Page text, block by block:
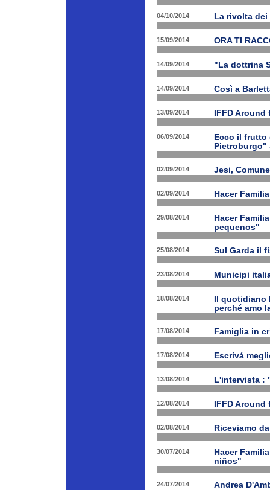
04/10/2014 La rivolta
15/09/2014 ORA TI
14/09/2014 "La dottrina
14/09/2014 Così a
13/09/2014 IFFD
06/09/2014
Ecco il frutto
Pietroburgo"
02/09/2014 Jesi,
02/09/2014 Hacer
29/08/2014
Hacer
pequenos"
25/08/2014 Sul Garda il
23/08/2014 Municipi
18/08/2014
Il
perché amo
17/08/2014 Famiglia in
17/08/2014 Escrivá
13/08/2014 L'intervista :
12/08/2014 IFFD
02/08/2014 Riceviamo
30/07/2014
Hacer
niños"
24/07/2014 Andrea